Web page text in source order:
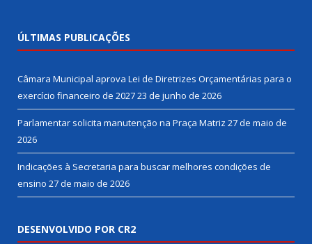
ÚLTIMAS PUBLICAÇÕES
Câmara Municipal aprova Lei de Diretrizes Orçamentárias para o
exercício financeiro de 202723 de junho de 2026
Parlamentar solicita manutenção na Praça Matriz 27 de maio de
2026
Indicações à Secretaria para buscar melhores condições de
ensino 27 de maio de 2026
DESENVOLVIDO POR CR2